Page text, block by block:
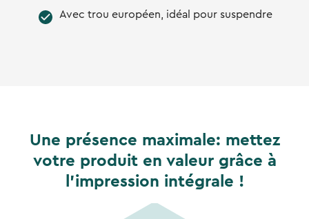
Avec trou européen, idéal pour suspendre
Une présence maximale: mettez
votre produit en valeur grâce à
l'impression intégrale !